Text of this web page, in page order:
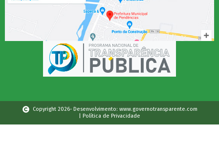
Copyright 2026- Desenvolvimento: www.governotransparente.com
| Política de Privacidade